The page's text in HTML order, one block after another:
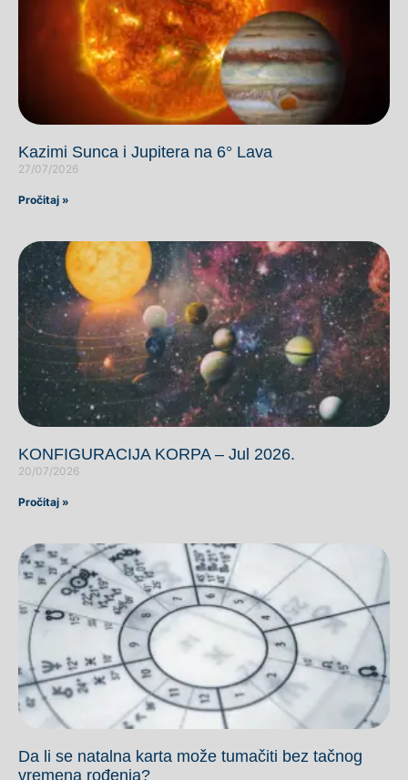
Kazimi Sunca i Jupitera na 6° Lava
27/07/2026
Pročitaj »
KONFIGURACIJA KORPA – Jul 2026.
20/07/2026
Pročitaj »
Da li se natalna karta može tumačiti bez tačnog
vremena rođenja?